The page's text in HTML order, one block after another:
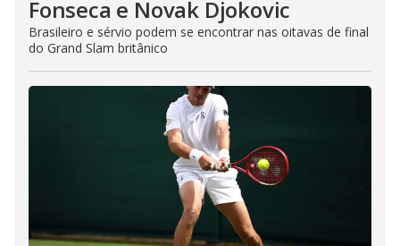
Fonseca e Novak Djokovic
Brasileiro e sérvio podem se encontrar nas oitavas de final
do Grand Slam britânico